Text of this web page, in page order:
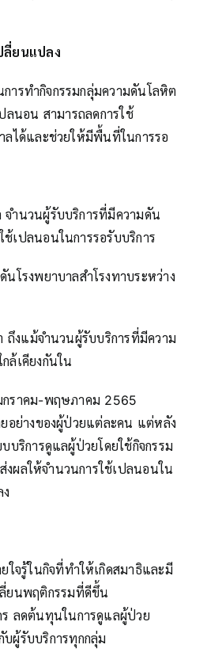
ลี่ยนแปลง
ารทำกิจกรรมกลุ่มความดันโลหิต
ลนอน สามารถลดการใช้
ลได้และช่วยให้มีพื้นที่ในการรอ
จำนวนผู้รับบริการที่มีความดัน
ช้เปลนอนในการรอรับบริการ
โรงพยาบาลสำโรงทาบระหว่าง
แม้จำนวนผู้รับบริการที่มีความ
ล้เคียงกันใน
กราคม-พฤษภาคม 2565
อย่างของผู้ป่วยแต่ละคน แต่หลัง
บริการดูแลผู้ป่วยโดยใช้กิจกรรม
งผลให้จำนวนการใช้เปลนอนใน
ใจรู้ในกิจที่ทำให้เกิดสมาธิและมี
ยนพฤติกรรมที่ดีขึ้น
ลดต้นทุนในการดูแลผู้ป่วย
บผู้รับบริการทุกกลุ่ม